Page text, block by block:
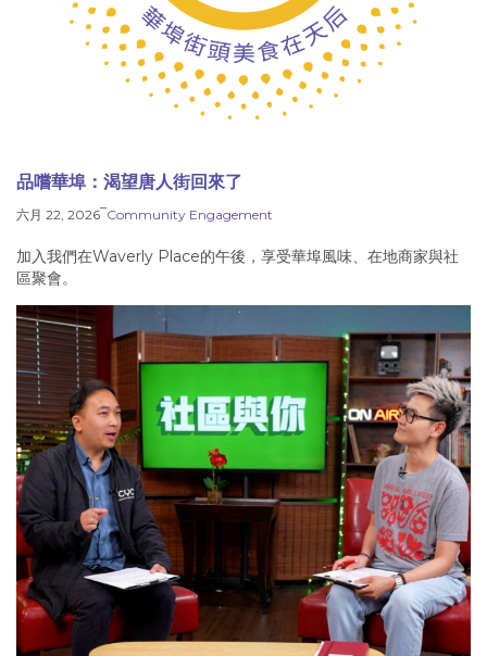
品嚐華埠：渴望唐人街回來了
六月 22, 2026–Community Engagement
加入我們在Waverly Place的午後，享受華埠風味、在地商家與社
區聚會。